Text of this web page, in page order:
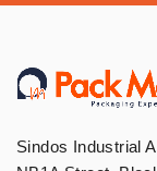
Sindos Industrial